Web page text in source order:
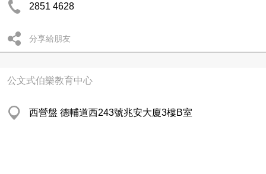
2851 4628
分享給朋友
公文式伯樂教育中心
西營盤 德輔道西243號兆安大廈3樓B室